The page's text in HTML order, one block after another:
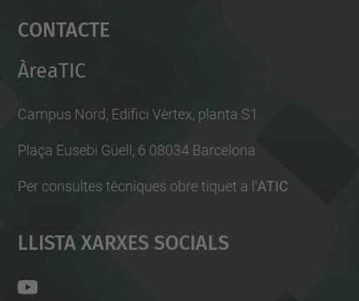
powered by
Contacte
ÀreaTIC
Campus Nord, Edifici Vèrtex, planta S1
Plaça Eusebi Güell, 6 08034 Barcelona
Per consultes tècniques obre tiquet a l'ATIC
Llista Xarxes Socials